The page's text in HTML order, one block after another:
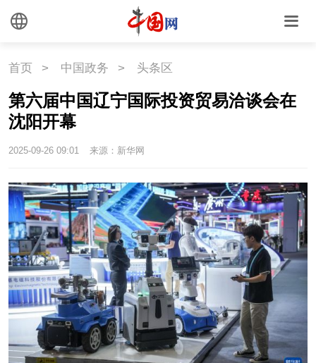
首页 > 中国政务 > 头条区
第六届中国辽宁国际投资贸易洽谈会在
沈阳开幕
2025-09-26 09:01 来源：新华网